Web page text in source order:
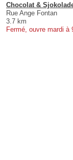
Chocolat &
Rue Ange Fontan
3.7 km
Fermé, ouvre mardi à